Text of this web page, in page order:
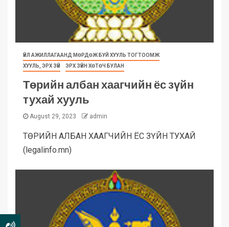
ҮЙЛ АЖИЛЛАГААНД МӨРДӨЖ БУЙ ХУУЛЬ ТОГТООМЖ
ХУУЛЬ, ЭРХ ЗҮЙ
ЭРХ ЗҮЙН ХӨТӨЧ БУЛАН
Төрийн албан хаагчийн ёс зүйн
тухай хууль
August 29, 2023 admin
ТӨРИЙН АЛБАН ХААГЧИЙН ЁС ЗҮЙН ТУХАЙ
(legalinfo.mn)